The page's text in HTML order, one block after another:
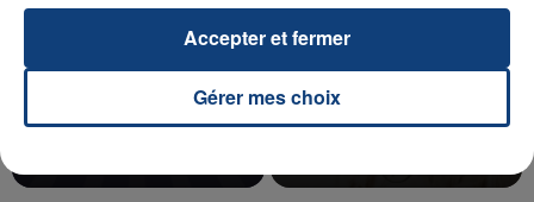
Gérer mes choix
Accepter et fermer